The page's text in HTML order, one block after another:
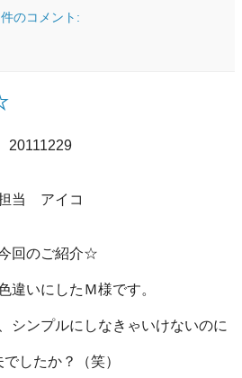
のコメント:
20111229
当 アイコ
回のご紹介☆
違いにしたＭ様です。
シンプルにしなきゃいけないのに
したか？（笑）